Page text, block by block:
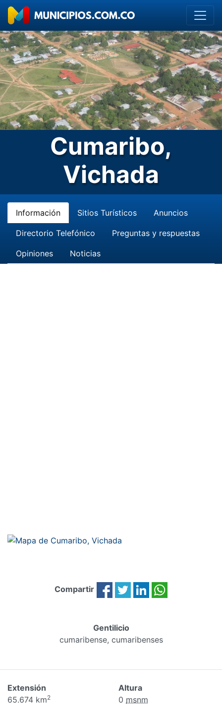
Cumaribo,
Vichada
Información Sitios Turísticos Anuncios
Directorio Telefónico Preguntas y respuestas
Opiniones Noticias
Compartir
Gentilicio
cumaribense, cumaribenses
Extensión
65.674 km2
Altura
0 msnm